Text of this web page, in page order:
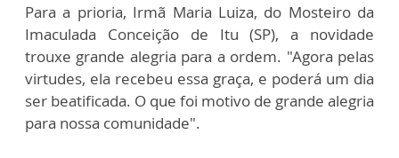
Para a prioria, Irmã Maria Luiza, do Mosteiro da
Imaculada Conceição de Itu (SP), a novidade
trouxe grande alegria para a ordem. "Agora pelas
virtudes, ela recebeu essa graça, e poderá um dia
ser beatificada. O que foi motivo de grande alegria
para nossa comunidade".